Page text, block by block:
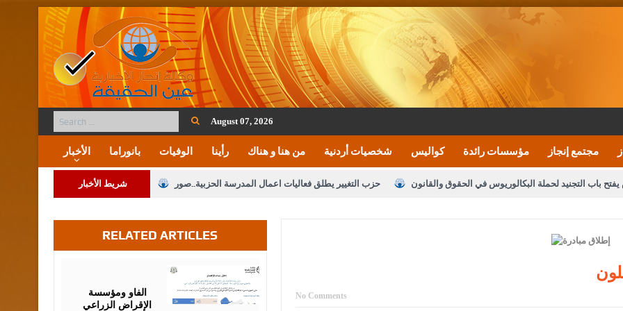
August 07, 2026
الأخبار بانوراما الوفيات رأينا من هنا و هناك شخصيات أردنية كواليس مؤسسات رائدة مجتمع إنجاز
شريط الأخبار حزب التغيير يطلق فعاليات اعمال المدرسة الحزبية..صور باب التجنيد لحملة البكالوريوس في الحقوق والقانون
النواب يقر مشروع تعديل قانون الملكية العقارية اليومية ويؤكد حرص مجلس النواب على شراكة فاعلة مع الإعلام
القاضي محمود أحمد فريحات.. مبارك ومزيدا من التوفيق
No Comments
RELATED ARTICLES
الفاو ومؤسسة
الإقراض الزراعي